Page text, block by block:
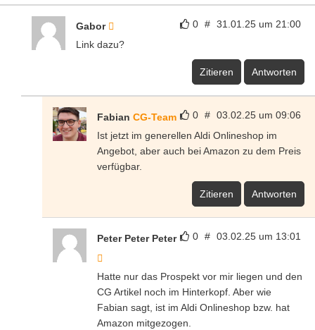
0 # 31.01.25 um 21:00
Gabor
Link dazu?
Zitieren Antworten
0 # 03.02.25 um 09:06
Fabian CG-Team
Ist jetzt im generellen Aldi Onlineshop im
Angebot, aber auch bei Amazon zu dem Preis
verfügbar.
Zitieren Antworten
0 # 03.02.25 um 13:01
Peter Peter Peter
Hatte nur das Prospekt vor mir liegen und den
CG Artikel noch im Hinterkopf. Aber wie
Fabian sagt, ist im Aldi Onlineshop bzw. hat
Amazon mitgezogen.